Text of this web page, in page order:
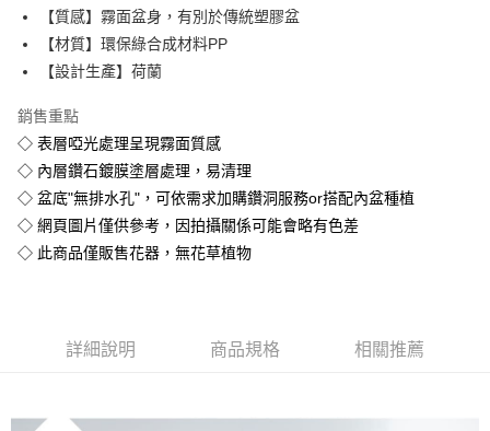
ATM／網路銀行／等多元方式進行付款，方視為交易完成。
※ 請注意：結帳手續完成當下不需立刻繳費，但若您需要取消訂單，請聯絡
購買商品的店家。未經商家同意取消之訂單仍視為有效，需透過AFTEE先享
後付繳納相關費用。
是否繳費成功／繳費後需取消欲退款等相關疑問，請聯繫「AFTEE先享後付
客戶支援中心」
【注意事項】
易，需依本服務之必要範圍內提供個人資料，並將交易相關給付款項請求債
權轉讓予恩沛科技股份有限公司。
２．關於個人資料處理事宜，請瀏覽以下網址：
https://aftee.tw/terms/#terms3
４．使用「AFTEE先享後付」時，將依據個別帳號之用戶狀況，依本公司即
恩沛科技股份有限公司將有權停止該用戶之使用額度並採取法律行動。
【質感】霧面盆身，有別於傳統塑膠盆
【材質】環保綠合成材料PP
【設計生產】荷蘭
銷售重點
◇ 表層啞光處理呈現霧面質感
◇ 內層鑽石鍍膜塗層處理，易清理
◇ 盆底"無排水孔"，可依需求加購鑽洞服務or搭配內盆種植
◇ 網頁圖片僅供參考，因拍攝關係可能會略有色差
◇ 此商品僅販售花器，無花草植物
詳細說明 商品規格 相關推薦